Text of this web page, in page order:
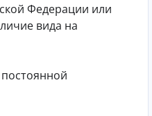
Федерации или
вида на